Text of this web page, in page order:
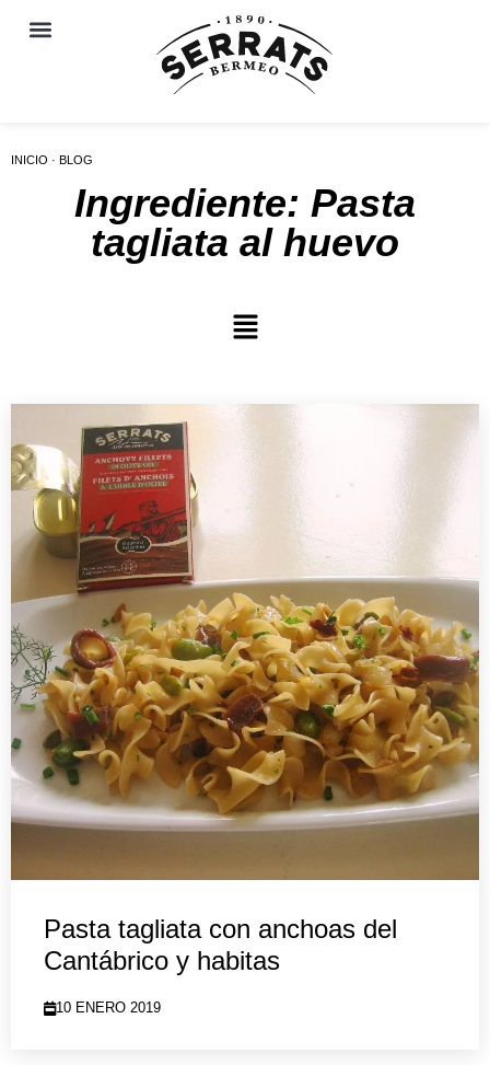
INICIO · BLOG
Ingrediente: Pasta
tagliata al huevo
Pasta tagliata con anchoas del
Cantábrico y habitas
10 ENERO 2019